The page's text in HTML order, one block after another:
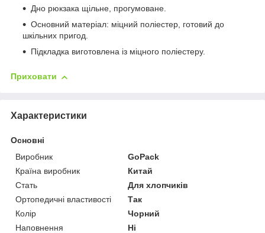
Дно рюкзака щільне, прогумоване.
Основний матеріал: міцний поліестер, готовий до
шкільних пригод.
Підкладка виготовлена із міцного поліестеру.
Приховати
Характеристики
Основні
Виробник
GoPack
Країна виробник
Китай
Стать
Для хлопчиків
Ортопедичні властивості
Так
Колір
Чорний
Наповнення
Ні